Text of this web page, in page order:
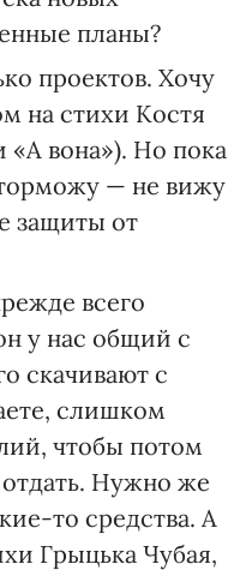
планы?
проектов. Хочу
на стихи Костя
«А вона»). Но пока
— не вижу
защиты от
всего
у нас общий с
скачивают с
слишком
чтобы потом
Нужно же
то средства. А
Грыцька Чубая,